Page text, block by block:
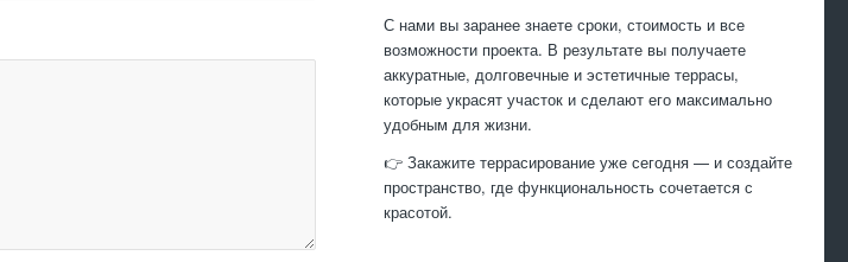
С нами вы заранее знаете сроки, стоимость и все
возможности проекта. В результате вы получаете
аккуратные, долговечные и эстетичные террасы,
которые украсят участок и сделают его максимально
удобным для жизни.
👉 Закажите террасирование уже сегодня — и создайте
пространство, где функциональность сочетается с
красотой.